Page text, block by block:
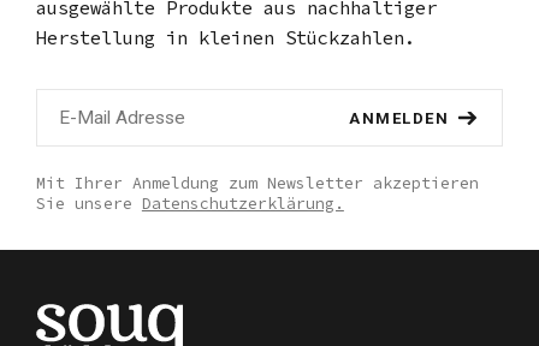
ausgewählte Produkte aus nachhaltiger
Herstellung in kleinen Stückzahlen.
ANMELDEN
Mit Ihrer Anmeldung zum Newsletter akzeptieren
Sie unsere Datenschutzerklärung.